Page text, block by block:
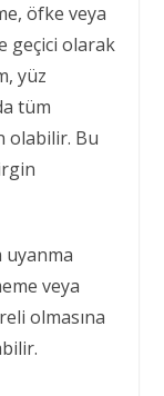
öfke veya
geçici olarak
yüz
tüm
olabilir. Bu
uyanma
veya
olmasına